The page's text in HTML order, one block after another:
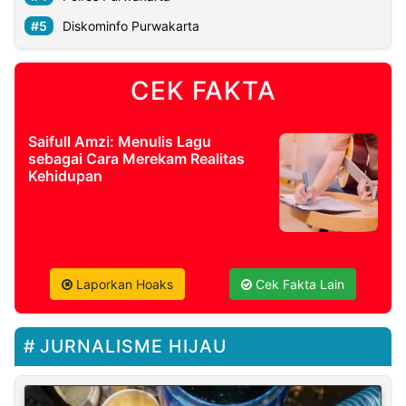
Diskominfo Purwakarta
CEK FAKTA
Saifull Amzi: Menulis Lagu
sebagai Cara Merekam Realitas
Kehidupan
Laporkan Hoaks Cek Fakta Lain
JURNALISME HIJAU